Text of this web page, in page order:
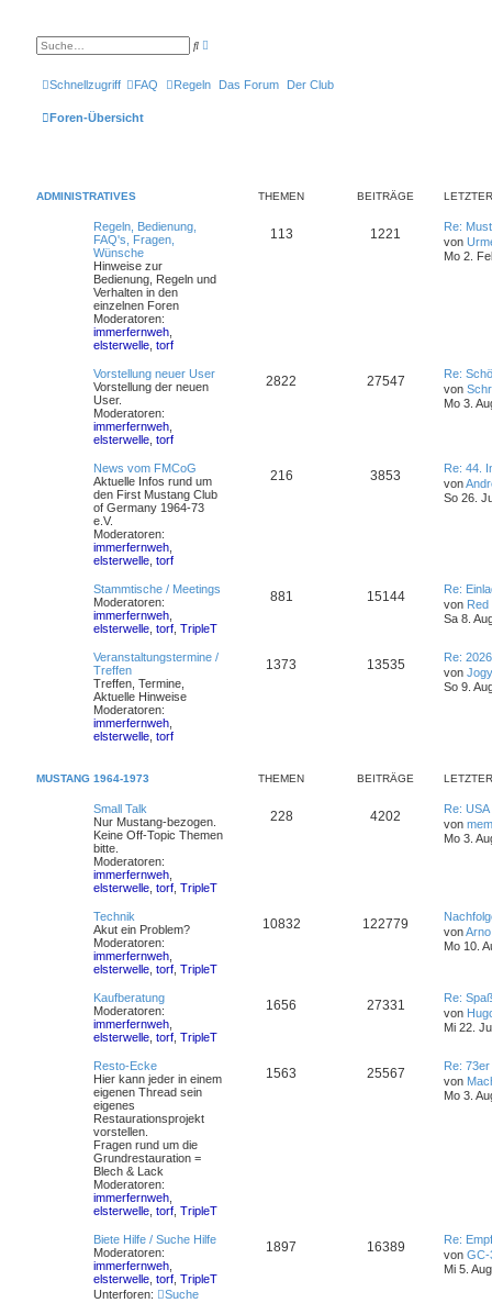
S
h
e i
Schnellzugriff FAQ Regeln Das Forum Der Club
Foren-Übersicht
ADMINISTRATIVES THEMEN BEITRÄGE
Regeln, Bedienung,
FAQ's, Fragen,
Wünsche
Hinweise zur
Bedienung, Regeln und
Verhalten in den
einzelnen Foren
Moderatoren:
immerfernweh
elsterwelle torf
113 1221
Re:
von
Mo 2.
Vorstellung neuer User
Vorstellung der neuen
User.
Moderatoren:
immerfernweh
elsterwelle torf
2822 27547
Re:
von
Mo 3.
News vom FMCoG
Aktuelle Infos rund um
den First Mustang Club
of Germany 1964-73
e.V.
Moderatoren:
immerfernweh
elsterwelle torf
216 3853
Re: 44.
von
So 26.
Stammtische / Meetings
Moderatoren:
immerfernweh
elsterwelle torf TripleT
881 15144
Re:
von Red
Sa 8.
Veranstaltungstermine /
Treffen
Treffen, Termine,
Aktuelle Hinweise
Moderatoren:
immerfernweh
elsterwelle torf
1373 13535
Re:
von Jogy
So 9.
MUSTANG 1964-1973 THEMEN BEITRÄGE
Small Talk
Nur Mustang-bezogen.
Keine Off-Topic Themen
bitte.
Moderatoren:
immerfernweh
elsterwelle torf TripleT
228 4202
Re:
von mem
Mo 3.
Technik
Akut ein Problem?
Moderatoren:
immerfernweh
elsterwelle torf TripleT
10832 122779
vonArno
Mo 10.
Kaufberatung
Moderatoren:
immerfernweh
elsterwelle torf TripleT
1656 27331
Re:
von
Mi 22.
Resto-Ecke
Hier kann jeder in einem
eigenen Thread sein
eigenes
Restaurationsprojekt
vorstellen.
Fragen rund um die
Grundrestauration =
Blech & Lack
Moderatoren:
immerfernweh
elsterwelle torf TripleT
1563 25567
Re:
von
Mo 3.
Biete Hilfe / Suche Hilfe
Moderatoren:
immerfernweh
elsterwelle torf TripleT
Unterforen:
Suche
1897 16389
Re:
von GC-
Mi 5.